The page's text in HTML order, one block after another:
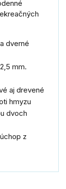
dverné
mm.
aj drevené
hmyzu
dvoch
z